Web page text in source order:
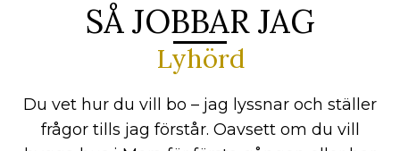
SÅ JOBBAR JAG
Lyhörd
Du vet hur du vill bo – jag lyssnar och ställer
frågor tills jag förstår. Oavsett om du vill